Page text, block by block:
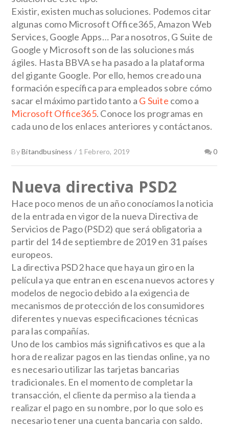
Existir, existen muchas soluciones. Podemos citar
algunas como Microsoft Office365, Amazon Web
Services, Google Apps… Para nosotros, G Suite de
Google y Microsoft son de las soluciones más
ágiles. Hasta BBVA se ha pasado a la plataforma
del gigante Google. Por ello, hemos creado una
formación específica para empleados sobre cómo
sacar el máximo partido tanto a G Suite como a
Microsoft Office365. Conoce los programas en
cada uno de los enlaces anteriores y contáctanos.
ByBitandbusiness / 1 Febrero, 2019 0
Nueva directiva PSD2
Hace poco menos de un año conocíamos la noticia
de la entrada en vigor de la nueva Directiva de
Servicios de Pago (PSD2) que será obligatoria a
partir del 14 de septiembre de 2019 en 31 países
europeos.
La directiva PSD2 hace que haya un giro en la
película ya que entran en escena nuevos actores y
modelos de negocio debido a la exigencia de
mecanismos de protección de los consumidores
diferentes y nuevas especificaciones técnicas
para las compañías.
Uno de los cambios más significativos es que a la
hora de realizar pagos en las tiendas online, ya no
es necesario utilizar las tarjetas bancarias
tradicionales. En el momento de completar la
transacción, el cliente da permiso a la tienda a
realizar el pago en su nombre, por lo que solo es
necesario tener una cuenta bancaria con saldo.